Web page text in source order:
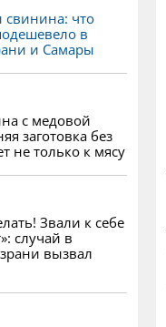
свинина: что
в
и Самары
с медовой
заготовка без
не только к мясу
Звали к себе
случай в
вызвал